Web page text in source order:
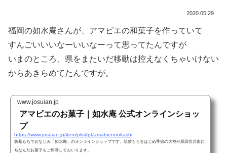
2020.05.29
福岡の如水庵さんが、アマビエの和菓子を作っていて
すんごいいいなーいいなーって思ってたんですが
いまのところ、県をまたいだ移動は控えなくちゃいけない
からあきらめてたんですが。
www.josuian.jp
アマビエのお菓子｜如水庵 公式オンラインショッ
プ
https://www.josuian.jp/item/plist/pt/amabienookashi
筑紫もちでおなじみ「如水庵」のオンラインショップです。筑紫もちをはじめ季節の大福や黒田官兵衛に
ちなんだお菓子もご用意しておいります。